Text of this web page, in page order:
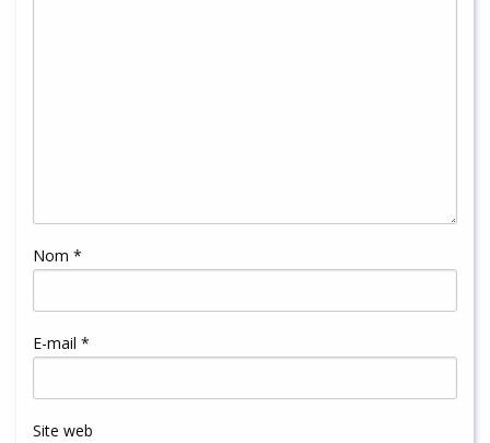
Nom *
E-mail *
Site web